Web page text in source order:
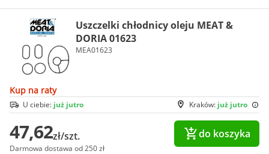
Uszczelki chłodnicy oleju MEAT &
DORIA 01623
MEA01623
Kup na raty
Kraków: już jutro
U ciebie: już jutro
47,62zł/szt.
Darmowa dostawa od 250 zł
do koszyka